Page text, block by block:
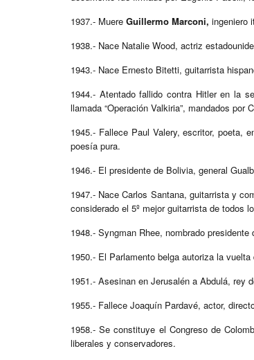
1937.- Muere Guillermo Marconi, ingeniero
1938.- Nace Natalie Wood, actriz
1943.- Nace Ernesto Bitetti, guitarrista
1944.- Atentado fallido contra Hitler en la
llamada “Operación Valkiria”, mandados
1945.- Fallece Paul Valery, escritor, poeta,
poesía pura.
1946.- El presidente de Bolivia, general
1947.- Nace Carlos Santana, guitarrista y
considerado el 5º mejor guitarrista de todos
1948.- Syngman Rhee, nombrado presidente
1950.- El Parlamento belga autoriza la
1951.- Asesinan en Jerusalén a Abdulá, rey
1955.- Fallece Joaquín Pardavé, actor,
1958.- Se constituye el Congreso de
liberales y conservadores.